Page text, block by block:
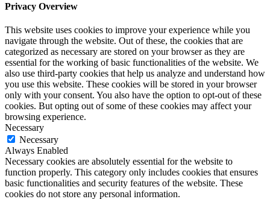
Privacy Overview
This website uses cookies to improve your experience while you
navigate through the website. Out of these, the cookies that are
categorized as necessary are stored on your browser as they are
essential for the working of basic functionalities of the website. We
also use third-party cookies that help us analyze and understand how
you use this website. These cookies will be stored in your browser
only with your consent. You also have the option to opt-out of these
cookies. But opting out of some of these cookies may affect your
browsing experience.
Necessary
Necessary
Always Enabled
Necessary cookies are absolutely essential for the website to
function properly. This category only includes cookies that ensures
basic functionalities and security features of the website. These
cookies do not store any personal information.